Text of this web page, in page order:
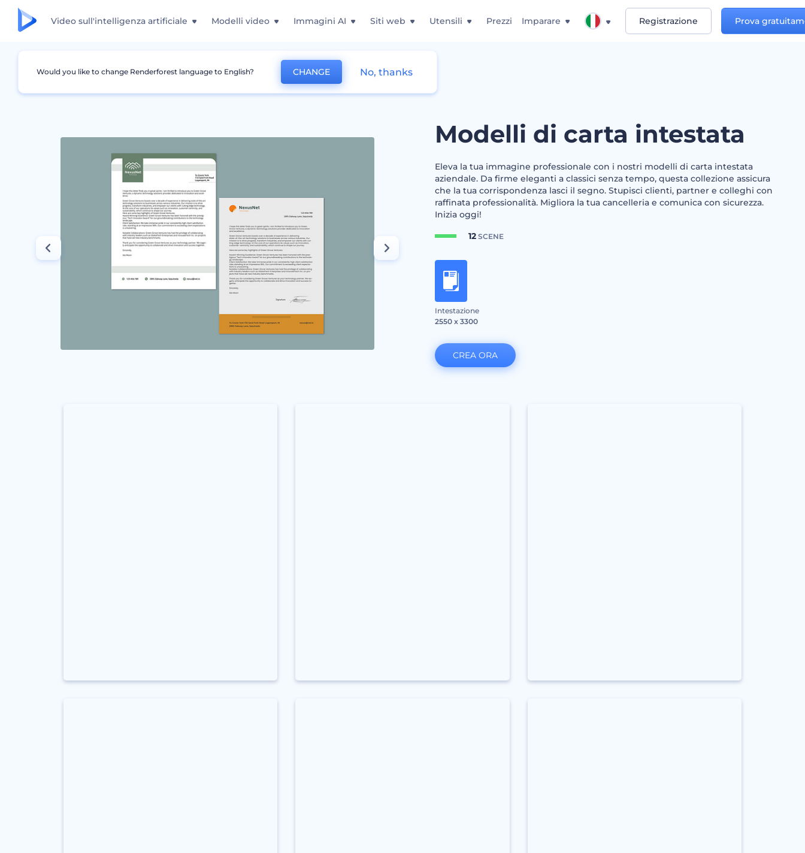
Video sull'intelligenza artificiale Modelli video Immagini AI Siti web Utensili Prezzi Imparare Registrazione Prova
Grafica Intestazione Modelli di carta intestata
Modelli di carta intestata
Eleva la tua immagine professionale con i nostri modelli di carta intestata
aziendale. Da firme eleganti a classici senza tempo, questa collezione assicura
che la tua corrispondenza lasci il segno. Stupisci clienti, partner e colleghi con
raffinata professionalità. Migliora la tua cancelleria e comunica con sicurezza.
Inizia oggi!
12SCENE
Intestazione
2550 x 3300
CREA ORA
Would you like to change Renderforest language to English? CHANGE No, thanks